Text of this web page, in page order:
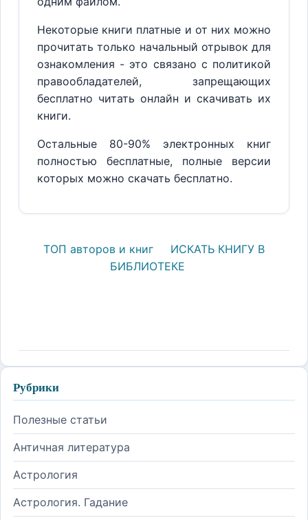
Некоторые книги платные и от них можно
прочитать только начальный отрывок для
ознакомления - это связано с политикой
правообладателей, запрещающих
бесплатно читать онлайн и скачивать их
книги.
Остальные 80-90% электронных книг
полностью бесплатные, полные версии
которых можно скачать бесплатно.
ТОП авторов и книг
ИСКАТЬ КНИГУ В
БИБЛИОТЕКЕ
Рубрики
Полезные статьи
Античная литература
Астрология
Астрология. Гадание